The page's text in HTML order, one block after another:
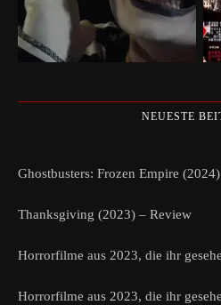
NEUESTE
Ghostbusters: Frozen Empire
Thanksgiving (2023) – Review
Horrorfilme aus 2023, die ihr
Horrorfilme aus 2023, die ihr